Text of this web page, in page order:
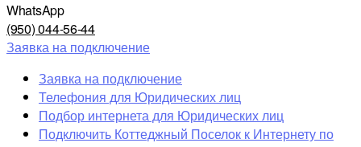
WhatsApp
(950) 044-56-44
Заявка на подключение
Заявка на подключение
Телефония для Юридических лиц
Подбор интернета для Юридических лиц
Подключить Коттеджный Поселок к Интернету по